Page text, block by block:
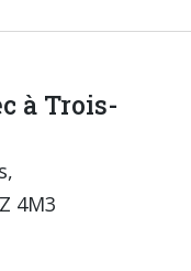
à Trois-
4M3